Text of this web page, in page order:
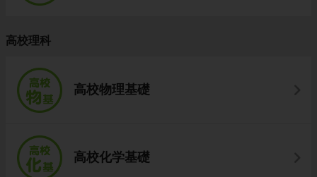
高校理科
高校物理基礎
高校化学基礎